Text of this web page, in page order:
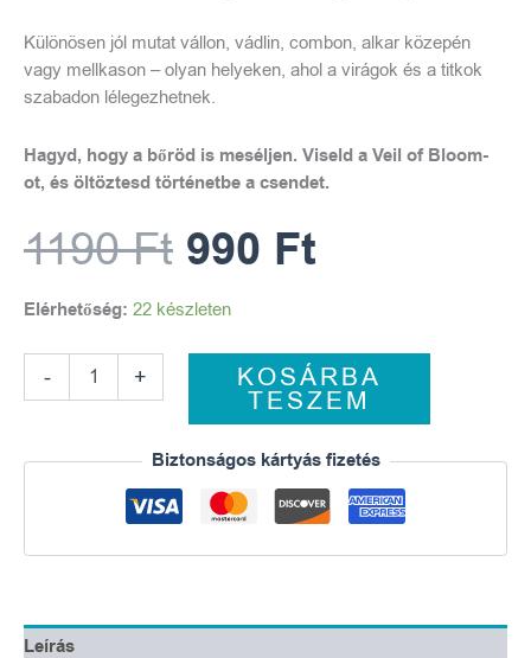
Különösen jól mutat vállon, vádlin, combon, alkar közepén
vagy mellkason – olyan helyeken, ahol a virágok és a titkok
szabadon lélegezhetnek.
Hagyd, hogy a bőröd is meséljen. Viseld a Veil of Bloom-
ot, és öltöztesd történetbe a csendet.
1190Ft 990 Ft
Elérhetőség: 22 készleten
- + KOSÁRBA
TESZEM
Biztonságos kártyás fizetés
Leírás